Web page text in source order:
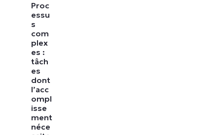
Proc
essu
s
com
plex
es :
tâch
es
dont
l’acc
ompl
isse
ment
néce